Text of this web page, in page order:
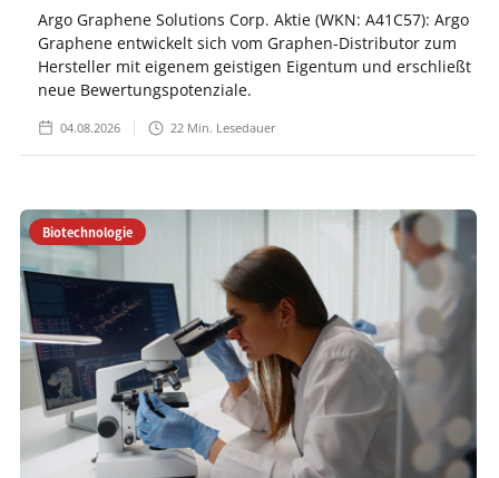
Argo Graphene Solutions Corp. Aktie (WKN: A41C57): Argo
Graphene entwickelt sich vom Graphen-Distributor zum
Hersteller mit eigenem geistigen Eigentum und erschließt
neue Bewertungspotenziale.
04.08.2026 22 Min. Lesedauer
Biotechnologie